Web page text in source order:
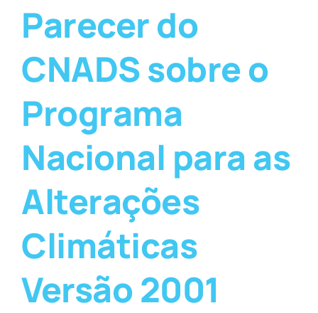
Parecer do
CNADS sobre o
Programa
Nacional para as
Alterações
Climáticas
Versão 2001